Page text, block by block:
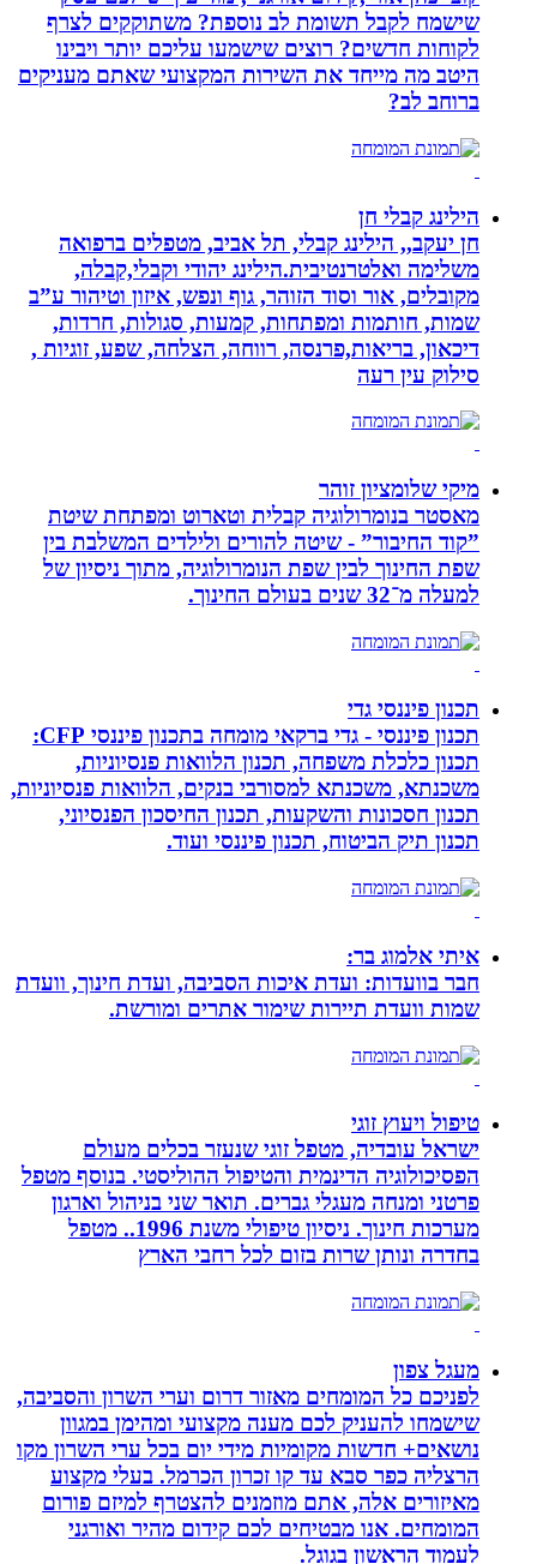
שישמח לקבל תשומת לב נוספת? משתוקקים לצרף
לקוחות חדשים? רוצים שישמעו עליכם יותר ויבינו
היטב מה מייחד את השירות המקצועי שאתם מעניקים
ברוחב לב?
הילינג קבלי חן
חן יעקב,, הילינג קבלי, תל אביב, מטפלים ברפואה
משלימה ואלטרנטיבית.הילינג יהודי וקבלי,קבלה,
מקובלים, אור וסוד הזוהר, גוף ונפש, איזון וטיהור ע”ב
שמות, חותמות ומפתחות, קמעות, סגולות, חרדות,
דיכאון, בריאות,פרנסה, רווחה, הצלחה, שפע, זוגיות ,
סילוק עין רעה
מיקי שלומציון זוהר
מאסטר בנומרולוגיה קבלית וטארוט ומפתחת שיטת
”קוד החיבור” - שיטה להורים ולילדים המשלבת בין
שפת החינוך לבין שפת הנומרולוגיה, מתוך ניסיון של
למעלה מ־32 שנים בעולם החינוך.
תכנון פיננסי גדי
תכנון פיננסי - גדי ברקאי מומחה בתכנון פיננסי CFP:
תכנון כלכלת משפחה, תכנון הלוואות פנסיוניות,
משכנתא, משכנתא למסורבי בנקים, הלוואות פנסיוניות,
תכנון חסכונות והשקעות, תכנון החיסכון הפנסיוני,
תכנון תיק הביטוח, תכנון פיננסי ועוד.
איתי אלמוג בר:
חבר בוועדות: ועדת איכות הסביבה, ועדת חינוך, וועדת
שמות וועדת תיירות שימור אתרים ומורשת.
טיפול ויעוץ זוגי
ישראל עובדיה, מטפל זוגי שנעזר בכלים מעולם
הפסיכולוגיה הדינמית והטיפול ההוליסטי. בנוסף מטפל
פרטני ומנחה מעגלי גברים. תואר שני בניהול וארגון
מערכות חינוך. ניסיון טיפולי משנת 1996.. מטפל
בחדרה ונותן שרות בזום לכל רחבי הארץ
מעגל צפון
לפניכם כל המומחים מאזור דרום וערי השרון והסביבה,
שישמחו להעניק לכם מענה מקצועי ומהימן במגוון
נושאים+ חדשות מקומיות מידי יום בכל ערי השרון מקו
הרצליה כפר סבא עד קו זכרון הכרמל. בעלי מקצוע
מאיזורים אלה, אתם מוזמנים להצטרף למיזם פורום
המומחים. אנו מבטיחים לכם קידום מהיר ואורגני
לעמוד הראשון בגוגל.